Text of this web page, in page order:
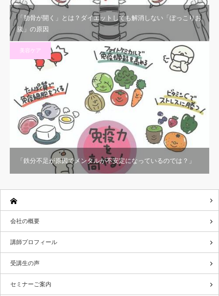
「肋骨が開く」とは？ダイエットしても解消しない「ぽっこりお
腹」の原因
美容ケア
「鉄分不足が原因でメンタルが不安定になっているのでは？」
会社の概要
講師プロフィール
受講生の声
セミナーご案内